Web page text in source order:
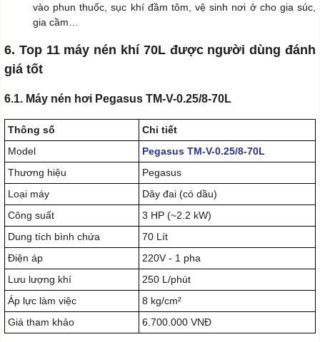
vào phun thuốc, sục khí đầm tôm, vệ sinh nơi ở cho gia súc,
gia cầm…
6. Top 11 máy nén khí 70L được người dùng đánh
giá tốt
6.1. Máy nén hơi Pegasus TM-V-0.25/8-70L
Thông số
Chi tiết
Model
Pegasus TM-V-0.25/8-70L
Thương hiệu
Pegasus
Loại máy
Dây đai (có dầu)
Công suất
3 HP (~2.2 kW)
Dung tích bình chứa
70 Lít
Điện áp
220V - 1 pha
Lưu lượng khí
250 L/phút
Áp lực làm việc
8 kg/cm²
Giá tham khảo
6.700.000 VNĐ